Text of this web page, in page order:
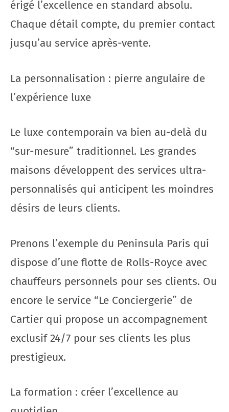
érigé l’excellence en standard absolu.
Chaque détail compte, du premier contact
jusqu’au service après-vente.
La personnalisation : pierre angulaire de
l’expérience luxe
Le luxe contemporain va bien au-delà du
“sur-mesure” traditionnel. Les grandes
maisons développent des services ultra-
personnalisés qui anticipent les moindres
désirs de leurs clients.
Prenons l’exemple du Peninsula Paris qui
dispose d’une flotte de Rolls-Royce avec
chauffeurs personnels pour ses clients. Ou
encore le service “Le Conciergerie” de
Cartier qui propose un accompagnement
exclusif 24/7 pour ses clients les plus
prestigieux.
La formation : créer l’excellence au